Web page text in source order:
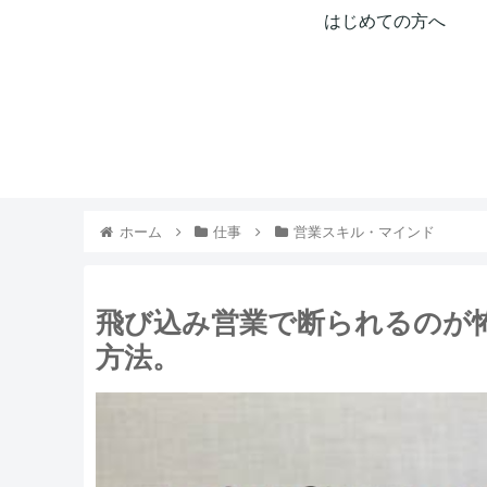
はじめての方へ
ホーム 仕事 営業スキル・マインド
飛び込み営業で断られるのが
方法。